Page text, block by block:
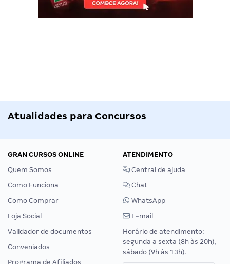
Atualidades para Concursos
GRAN CURSOS ONLINE
Quem Somos
Como Funciona
Como Comprar
Loja Social
Validador de documentos
Conveniados
Programa de Afiliados
ATENDIMENTO
Central de ajuda
Chat
WhatsApp
E-mail
Horário de atendimento:
segunda a sexta (8h às 20h),
sábado (9h às 13h).